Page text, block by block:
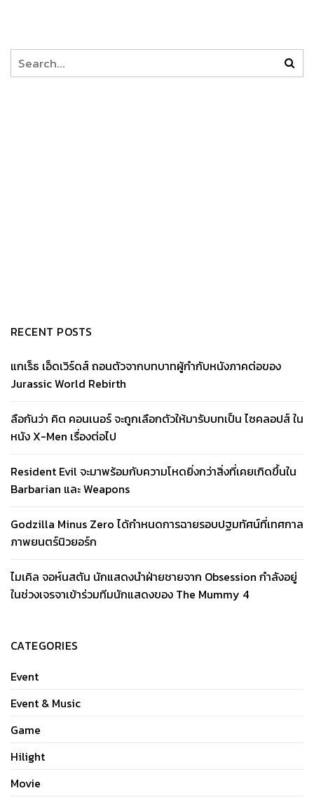
RECENT POSTS
แกเร็ธ เอ็ดเวิร์ดส์ ถอนตัวจากบทบาทผู้กำกับหนังภาคต่อของ
Jurassic World Rebirth
ลือกันว่า คิต คอนเนอร์ จะถูกเลือกตัวให้มารับบทเป็น ไซคลอปส์ ใน
หนัง X-Men เรื่องต่อไป
Resident Evil จะมาพร้อมกับความโหดยิ่งกว่าสิ่งที่เคยเกิดขึ้นใน
Barbarian และ Weapons
Godzilla Minus Zero ได้กำหนดการฉายรอบปฐมทัศน์ที่เทศกาล
ภาพยนตร์นิวยอร์ก
ไมเคิล จอห์นสตัน นักแสดงนำฝ่ายชายจาก Obsession กำลังอยู่
ในช่วงเจรจาเข้าร่วมทีมนักแสดงของ The Mummy 4
CATEGORIES
Event
Event & Music
Game
Hilight
Movie